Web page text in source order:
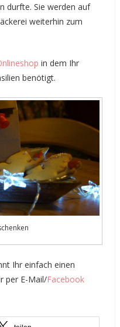
durfte. Sie werden auf
weiterhin zum
in dem Ihr
benötigt.
Ihr einfach einen
per E-Mail/Facebook